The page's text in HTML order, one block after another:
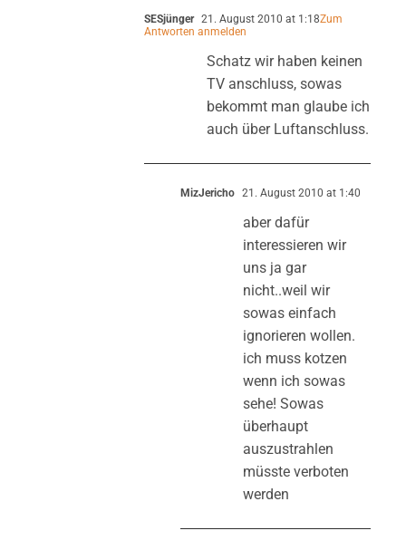
SESjünger 21. August 2010 at 1:18Zum
Antworten anmelden
Schatz wir haben keinen
TV anschluss, sowas
bekommt man glaube ich
auch über Luftanschluss.
MizJericho 21. August 2010 at 1:40
aber dafür
interessieren wir
uns ja gar
nicht..weil wir
sowas einfach
ignorieren wollen.
ich muss kotzen
wenn ich sowas
sehe! Sowas
überhaupt
auszustrahlen
müsste verboten
werden